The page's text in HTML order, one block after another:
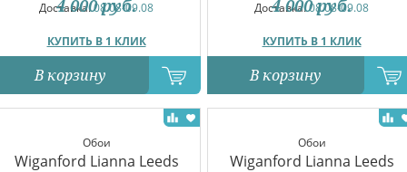
Доставка:08.08-09.08
КУПИТЬ В 1 КЛИК
4 000 руб.
В корзину
Доставка:08.08-09.08
КУПИТЬ В 1 КЛИК
4 000 руб.
В корзину
Обои
Wiganford Lianna Leeds
Обои
Wiganford Lianna Leeds